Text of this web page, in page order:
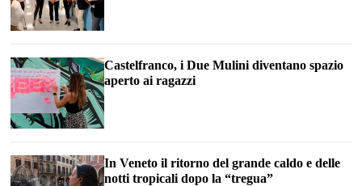
Castelfranco, i Due Mulini diventano spazio
aperto ai ragazzi
In Veneto il ritorno del grande caldo e delle
notti tropicali dopo la “tregua”